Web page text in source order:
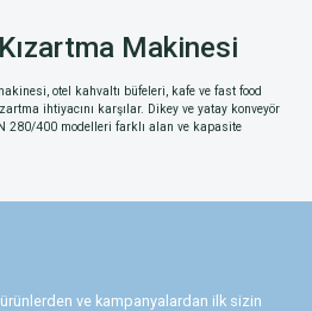
Makinesi
otel kahvaltı büfeleri, kafe ve fast food
ihtiyacını karşılar. Dikey ve yatay konveyör
280/400 modelleri farklı alan ve kapasite
ve kampanyalardan ilk sizin